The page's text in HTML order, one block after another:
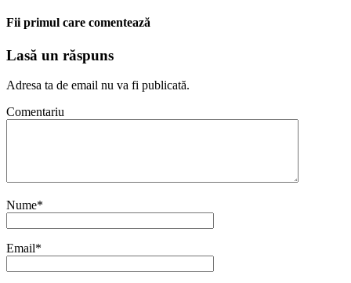
Fii primul care comentează
Lasă un răspuns
Adresa ta de email nu va fi publicată.
Comentariu
Nume*
Email*